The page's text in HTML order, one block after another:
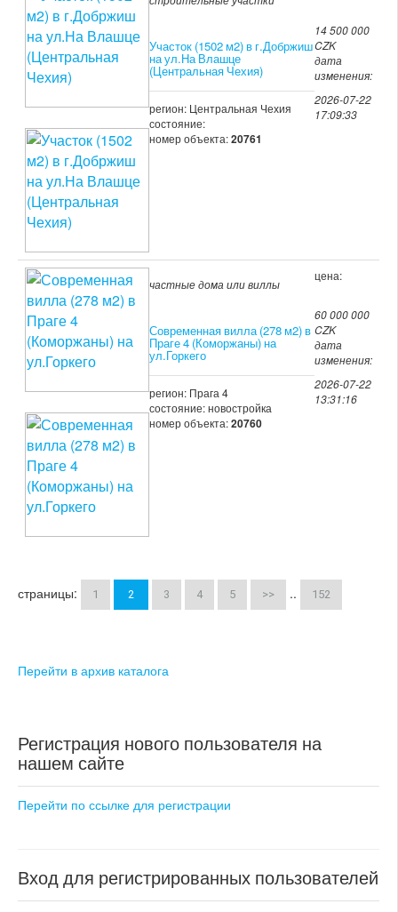
Участок (1502 м2) в г.Добржиш
на ул.На Влашце
(Центральная Чехия)
регион: Центральная Чехия
состояние:
номер объекта:20761
14 500 000
CZK
дата
изменения:
2026-07-22
17:09:33
частные дома или виллы
Современная вилла (278 м2) в
Праге 4 (Коморжаны) на
ул.Горкего
регион: Прага 4
состояние: новостройка
номер объекта:20760
цена:
60 000 000
CZK
дата
изменения:
2026-07-22
13:31:16
страницы: 1 2 3 4 5 >> .. 152
Перейти в архив каталога
Регистрация нового пользователя на
нашем сайте
Перейти по ссылке для регистрации
Вход для регистрированных пользователей